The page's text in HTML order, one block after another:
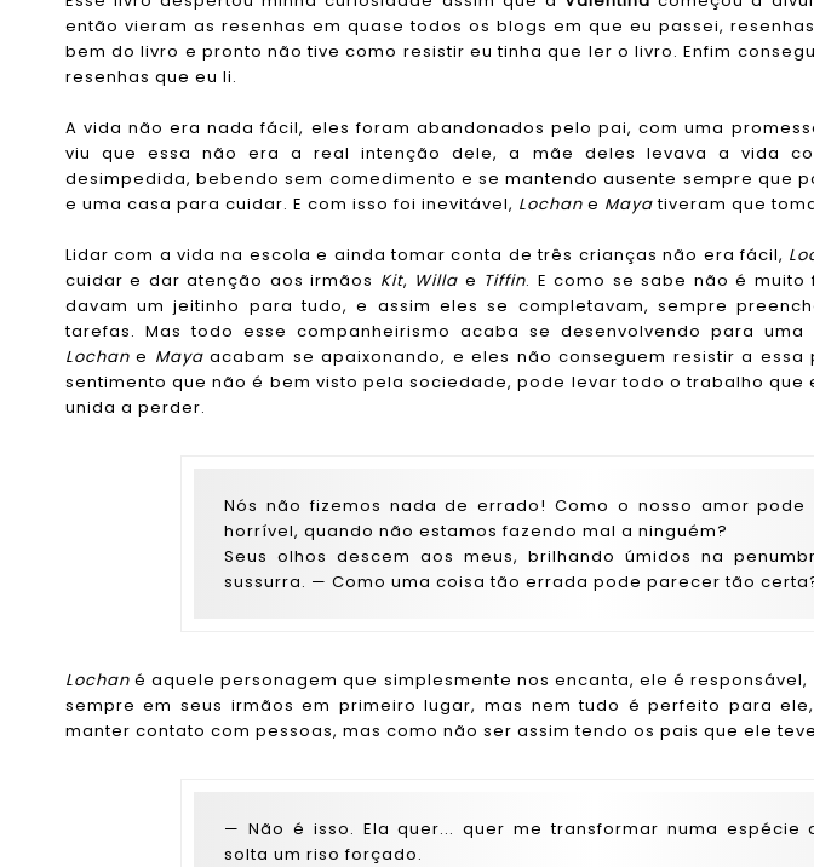
então vieram as resenhas em quase todos os blogs em que eu passei,
bem do livro e pronto não tive como resistir eu tinha que ler o livro. Enfim
resenhas que eu li.
A vida não era nada fácil, eles foram abandonados pelo pai, com uma
viu que essa não era a real intenção dele, a mãe deles levava a vida
desimpedida, bebendo sem comedimento e se mantendo ausente sempre que
e uma casa para cuidar. E com isso foi inevitável, Lochane Mayativeram que
Lidar com a vida na escola e ainda tomar conta de três crianças não era fácil,
cuidar e dar atenção aos irmãos Kit, Willa e Tiffin. E como se sabe não é
davam um jeitinho para tudo, e assim eles se completavam, sempre
tarefas. Mas todo esse companheirismo acaba se desenvolvendo para
Lochane Mayaacabam se apaixonando, e eles não conseguem resistir a essa
sentimento que não é bem visto pela sociedade, pode levar todo o trabalho
unida a perder.
Nós não fizemos nada de errado! Como o nosso amor pode
horrível, quando não estamos fazendo mal a ninguém?
Seus olhos descem aos meus, brilhando úmidos na
sussurra. — Como uma coisa tão errada pode parecer tão
Lochan é aquele personagem que simplesmente nos encanta, ele é
sempre em seus irmãos em primeiro lugar, mas nem tudo é perfeito para ele,
manter contato com pessoas, mas como não ser assim tendo os pais que ele
— Não é isso. Ela quer... quer me transformar numa espécie
solta um riso forçado.